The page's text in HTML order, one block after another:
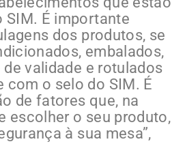
SIM. É importante
dos produtos, se
embalados,
validade e rotulados
com o selo do SIM. É
de fatores que, na
escolher o seu produto,
à sua mesa”,